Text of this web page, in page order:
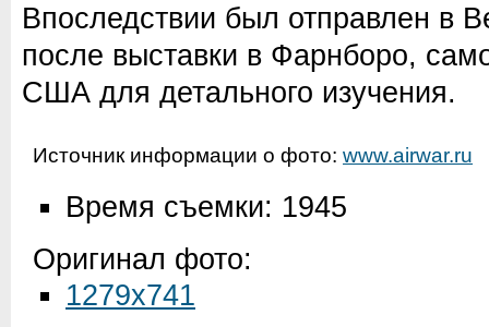
Впоследствии был отправлен в
после выставки в Фарнборо,
США для детального изучения.
Источник информации о фото: www.airwar.ru
Время съемки: 1945
Оригинал фото:
1279x741